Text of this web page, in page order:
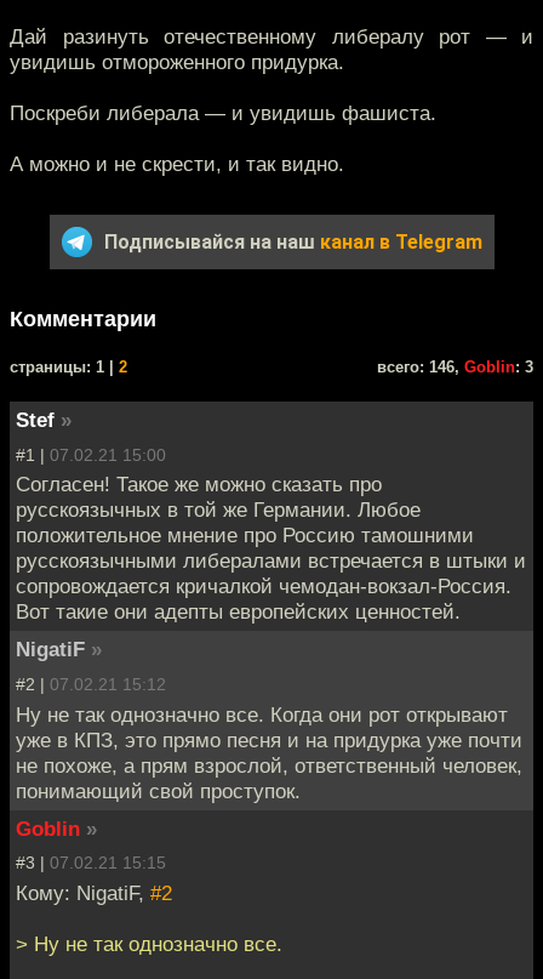
Дай разинуть отечественному либералу рот — и
увидишь отмороженного придурка.
Поскреби либерала — и увидишь фашиста.
А можно и не скрести, и так видно.
Подписывайся на наш канал в Telegram
Комментарии
cтраницы: 1 | 2 всего: 146, Goblin: 3
Stef »
#1 | 07.02.21 15:00
Согласен! Такое же можно сказать про
русскоязычных в той же Германии. Любое
положительное мнение про Россию тамошними
русскоязычными либералами встречается в штыки и
сопровождается кричалкой чемодан-вокзал-Россия.
Вот такие они адепты европейских ценностей.
NigatiF »
#2 | 07.02.21 15:12
Ну не так однозначно все. Когда они рот открывают
уже в КПЗ, это прямо песня и на придурка уже почти
не похоже, а прям взрослой, ответственный человек,
понимающий свой проступок.
Goblin »
#3 | 07.02.21 15:15
Кому: NigatiF, #2
> Ну не так однозначно все.